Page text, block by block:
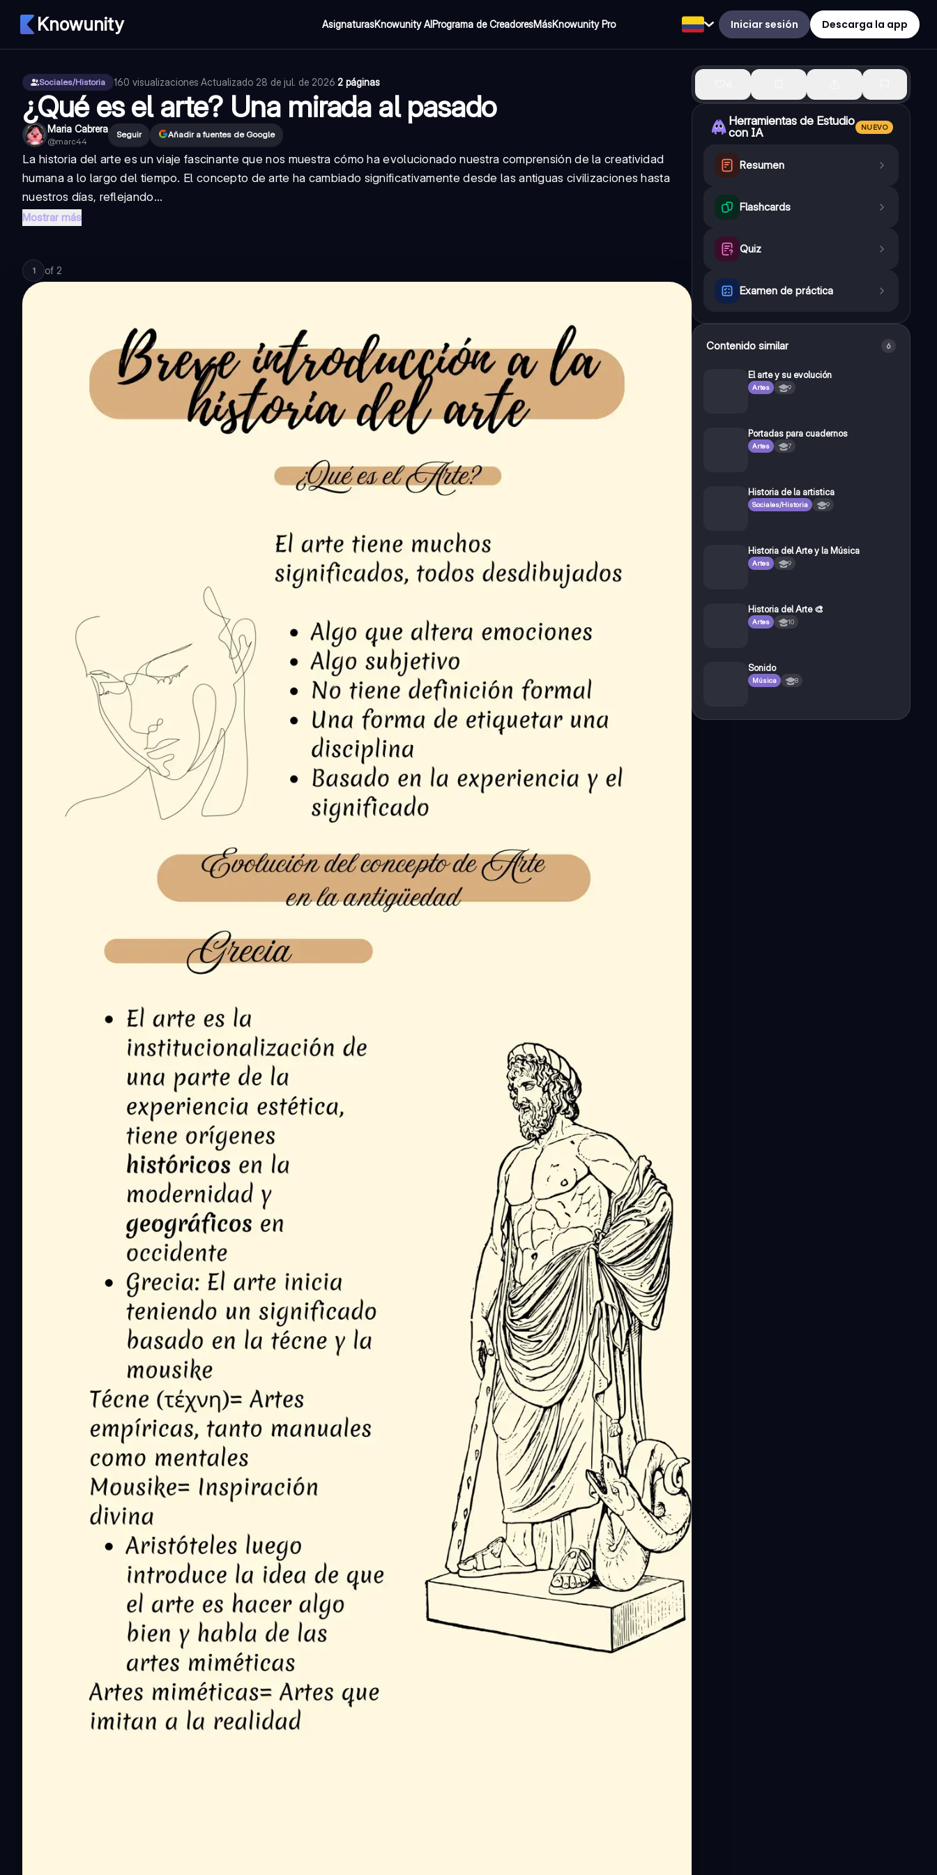
Knowunity AsignaturasKnowunity AIPrograma de CreadoresMásKnowunity Pro Iniciar sesión Descarga la app
Sociales/Historia 160 visualizaciones·Actualizado 28 de jul. de 2026·2 páginas
¿Qué es el arte? Una mirada al pasado
Maria Cabrera
@marc44
Seguir Añadir a fuentes de Google
La historia del arte es un viaje fascinante que nos muestra cómo ha evolucionado nuestra comprensión de la creatividad
humana a lo largo del tiempo. El concepto de arte ha cambiado significativamente desde las antiguas civilizaciones hasta
nuestros días, reflejando...
Mostrar más
1 of 2
Herramientas de Estudio
con IA
NUEVO
Resumen
Flashcards
Quiz
Examen de práctica
Contenido similar 6
El arte y su evolución
Artes 9
Portadas para cuadernos
Artes 7
Historia de la artistica
Sociales/Historia 9
Historia del Arte y la Música
Artes 9
Historia del Arte 🎨
Artes 10
Sonido
Música 8